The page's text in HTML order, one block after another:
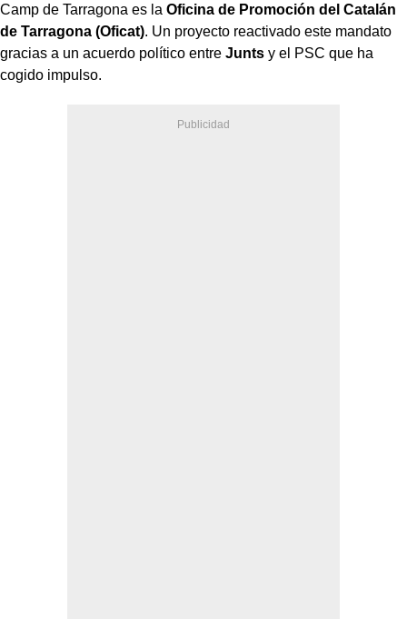
Camp de Tarragona es la Oficina de Promoción del Catalán
de Tarragona (Oficat). Un proyecto reactivado este mandato
gracias a un acuerdo político entre Junts y el PSC que ha
cogido impulso.